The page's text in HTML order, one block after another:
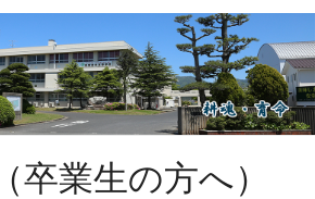
卒業生の方へ）